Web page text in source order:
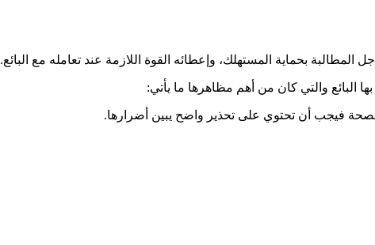
بحماية المستهلك، وإعطائه القوة اللازمة عند تعامله مع البائع.
البائع والتي كان من أهم مظاهرها ما يأتي: